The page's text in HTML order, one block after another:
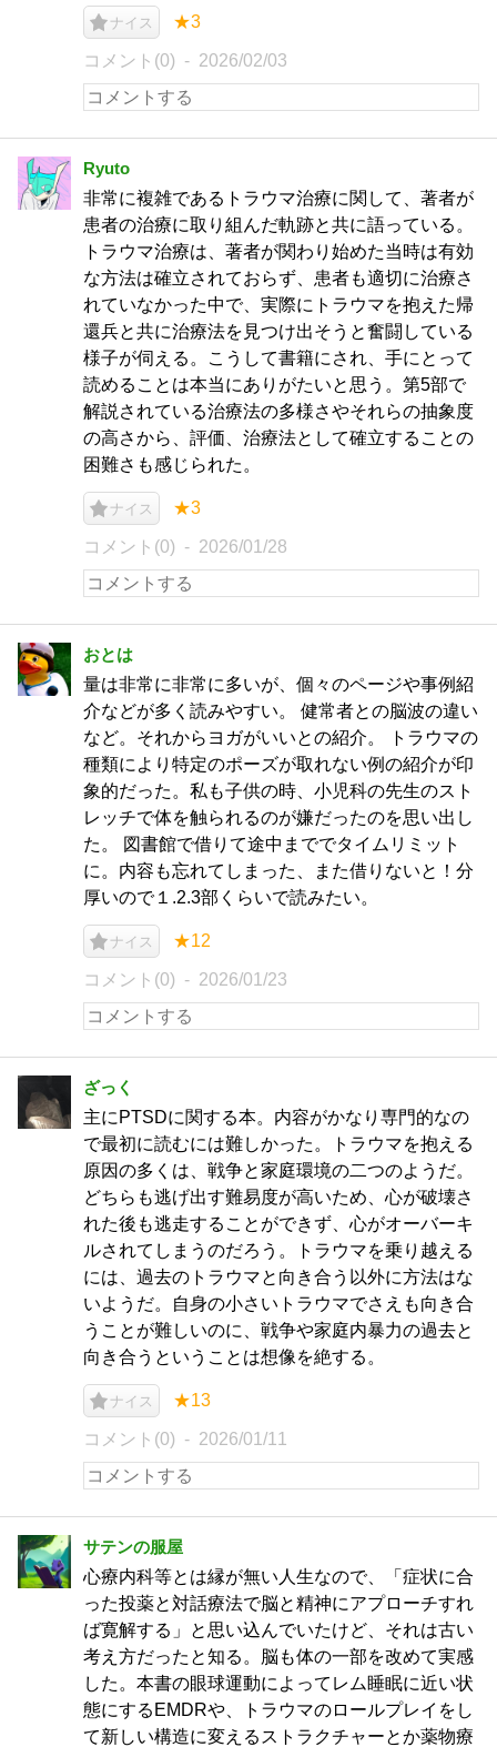
ナイス ★3
コメント(0) 2026/02/03
Ryuto
非常に複雑であるトラウマ治療に関して、著者が
患者の治療に取り組んだ軌跡と共に語っている。
トラウマ治療は、著者が関わり始めた当時は有効
な方法は確立されておらず、患者も適切に治療さ
れていなかった中で、実際にトラウマを抱えた帰
還兵と共に治療法を見つけ出そうと奮闘している
様子が伺える。こうして書籍にされ、手にとって
読めることは本当にありがたいと思う。第5部で
解説されている治療法の多様さやそれらの抽象度
の高さから、評価、治療法として確立することの
困難さも感じられた。
ナイス ★3
コメント(0) 2026/01/28
おとは
量は非常に非常に多いが、個々のページや事例紹
介などが多く読みやすい。 健常者との脳波の違い
など。それからヨガがいいとの紹介。 トラウマの
種類により特定のポーズが取れない例の紹介が印
象的だった。私も子供の時、小児科の先生のスト
レッチで体を触られるのが嫌だったのを思い出し
た。 図書館で借りて途中まででタイムリミット
に。内容も忘れてしまった、また借りないと！分
厚いので１.2.3部くらいで読みたい。
ナイス ★12
コメント(0) 2026/01/23
ざっく
主にPTSDに関する本。内容がかなり専門的なの
で最初に読むには難しかった。トラウマを抱える
原因の多くは、戦争と家庭環境の二つのようだ。
どちらも逃げ出す難易度が高いため、心が破壊さ
れた後も逃走することができず、心がオーバーキ
ルされてしまうのだろう。トラウマを乗り越える
には、過去のトラウマと向き合う以外に方法はな
いようだ。自身の小さいトラウマでさえも向き合
うことが難しいのに、戦争や家庭内暴力の過去と
向き合うということは想像を絶する。
ナイス ★13
コメント(0) 2026/01/11
サテンの服屋
心療内科等とは縁が無い人生なので、「症状に合
った投薬と対話療法で脳と精神にアプローチすれ
ば寛解する」と思い込んでいたけど、それは古い
考え方だったと知る。脳も体の一部を改めて実感
した。本書の眼球運動によってレム睡眠に近い状
態にするEMDRや、トラウマのロールプレイをし
て新しい構造に変えるストラクチャーとか薬物療